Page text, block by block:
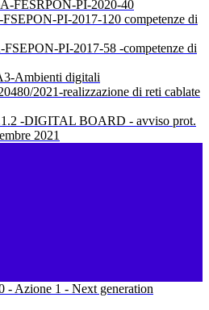
FESRPON-PI-2020-40
PI-2017-120 competenze di
PI-2017-58 -competenze di
Ambienti digitali
2021-realizzazione di reti cablate
-DIGITAL BOARD - avviso prot.
2021
- Azione 1 - Next generation